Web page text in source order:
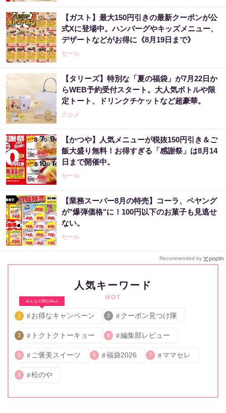
【ガスト】最大150円引きの最新クーポンが公
式Xに登場中。ハンバーグやキッズメニュー、
デザートなどがお得に《8月19日まで》
セール
【タリーズ】特別な「夏の福袋」が7月22日か
らWEB予約受付スタート。大人気ボトルや限
定トート、ドリンクチケットなど超豪華。
グルメ
【かつや】人気メニューが税抜150円引き＆ご
飯大盛り無料！お得すぎる「感謝祭」は8月14
日まで開催中。
セール
【業務スーパー8月の特売】コーラ、ペヤング
が"爆弾価格"に！100円以下のお菓子も見逃せ
ない。
セール
Recommended by
人気キーワード
HOT
みんなの関心No.1
1 お得なキャンペーン 2 クーポン見つけ隊
3 トクトクトーキョー 4 編集部レビュー
5 ご褒美スイーツ 6 福袋2026 7 ママセレ
8 松のや